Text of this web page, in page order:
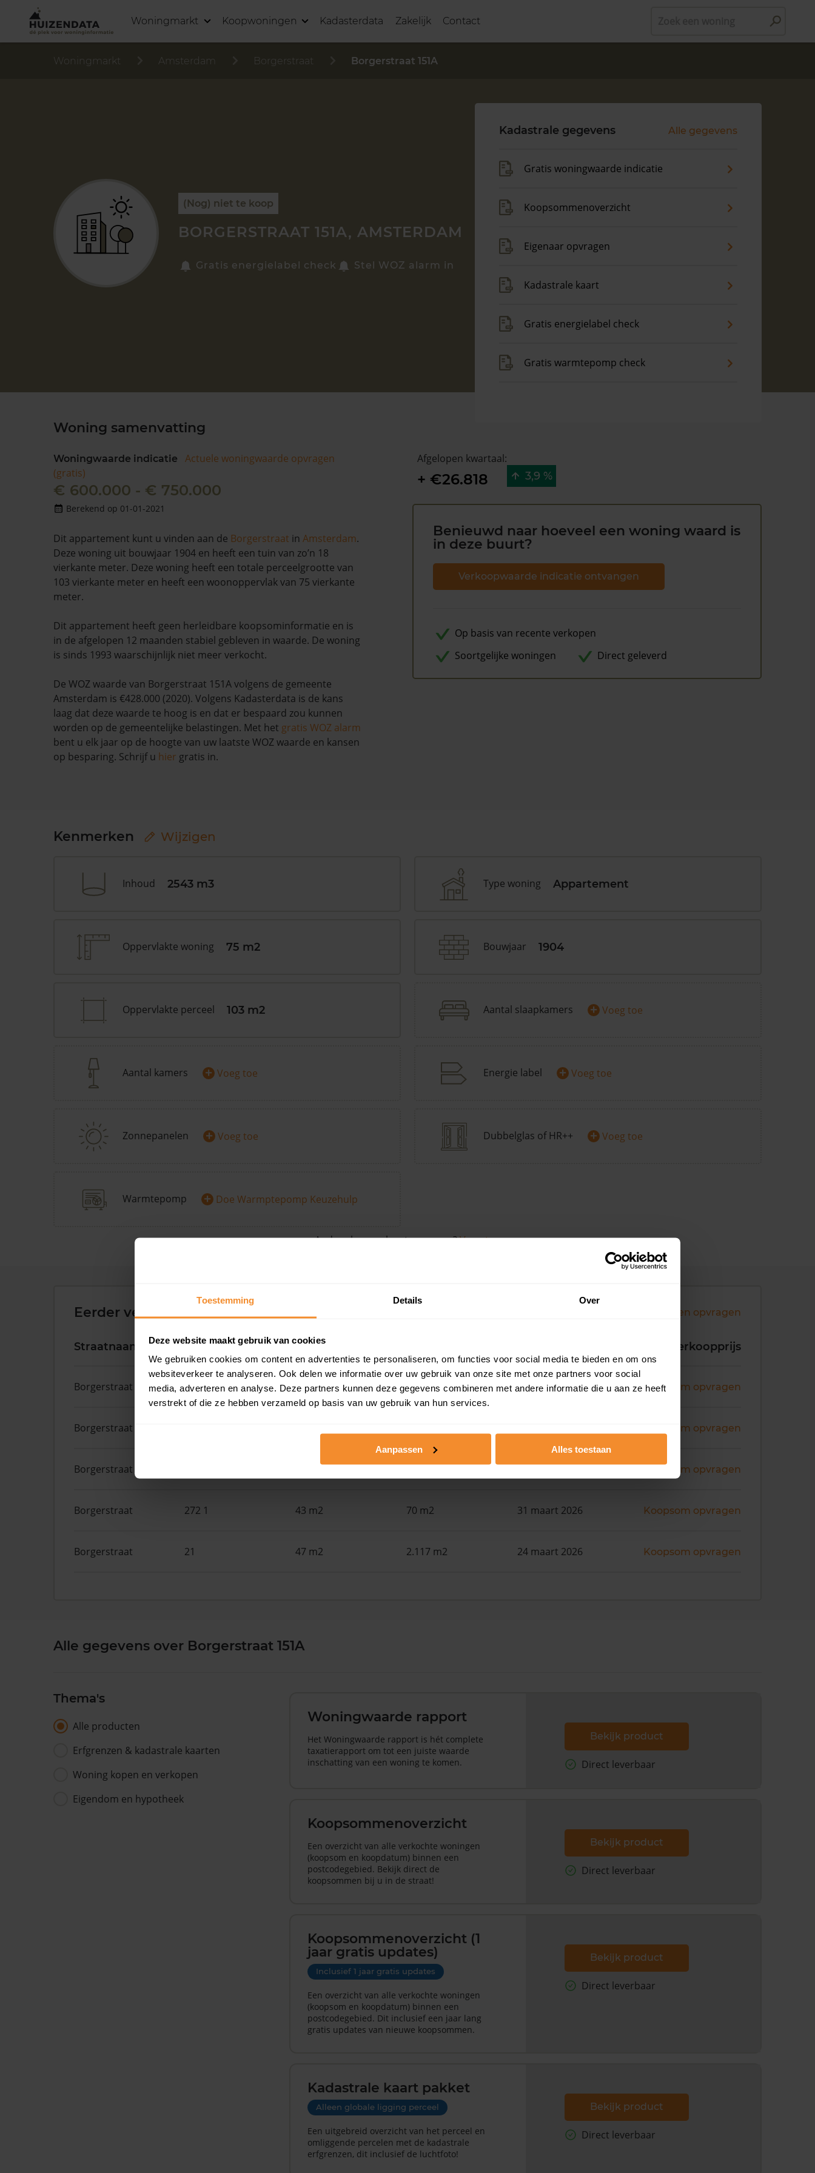
Toestemming Details Over
Deze website maakt gebruik van cookies
We gebruiken cookies om content en advertenties te personaliseren, om functies voor social media te bieden en om ons
websiteverkeer te analyseren. Ook delen we informatie over uw gebruik van onze site met onze partners voor social
media, adverteren en analyse. Deze partners kunnen deze gegevens combineren met andere informatie die u aan ze heeft
verstrekt of die ze hebben verzameld op basis van uw gebruik van hun services.
Aanpassen Alles toestaan
Woningmarkt Koopwoningen Kadasterdata Zakelijk Contact
Woningmarkt Amsterdam Borgerstraat Borgerstraat 151A
(Nog) niet te koop
BORGERSTRAAT 151A, AMSTERDAM
Gratis energielabel check Stel WOZ alarm in
Kadastrale gegevens Alle gegevens
Gratis woningwaarde indicatie
Koopsommenoverzicht
Eigenaar opvragen
Kadastrale kaart
Gratis energielabel check
Gratis warmtepomp check
Woning samenvatting
Woningwaarde indicatie
Actuele woningwaarde opvragen
(gratis)
€ 600.000 - € 750.000
Berekend op 01-01-2021
Dit appartement kunt u vinden aan de Borgerstraat in Amsterdam.
Deze woning uit bouwjaar 1904 en heeft een tuin van zo’n 18
vierkante meter. Deze woning heeft een totale perceelgrootte van
103 vierkante meter en heeft een woonoppervlak van 75 vierkante
meter.
Dit appartement heeft geen herleidbare koopsominformatie en is
in de afgelopen 12 maanden stabiel gebleven in waarde. De woning
is sinds 1993 waarschijnlijk niet meer verkocht.
De WOZ waarde van Borgerstraat 151A volgens de gemeente
Amsterdam is €428.000 (2020). Volgens Kadasterdata is de kans
laag dat deze waarde te hoog is en dat er bespaard zou kunnen
worden op de gemeentelijke belastingen. Met het gratis WOZ alarm
bent u elk jaar op de hoogte van uw laatste WOZ waarde en kansen
op besparing. Schrijf u hier gratis in.
Afgelopen kwartaal:
+ €26.818 3,9 %
Benieuwd naar hoeveel een woning waard is
in deze buurt?
Verkoopwaarde indicatie ontvangen
Op basis van recente verkopen
Soortgelijke woningen
Direct geleverd
Kenmerken Wijzigen
Inhoud 2543 m3 Type woning Appartement
Oppervlakte woning 75 m2 Bouwjaar 1904
Oppervlakte perceel 103 m2 Aantal slaapkamers + Voeg toe
Aantal kamers + Voeg toe Energie label + Voeg toe
Zonnepanelen + Voeg toe Dubbelglas of HR++ + Voeg toe
Warmtepomp + Doe Warmptepomp Keuzehulp
Andere kenmerken toevoegen?Voeg toe
Eerder verkochte woningen in de buurt Andere koopsommen opvragen
Straatnaam Huisnr. Woonoppervlak Verkoopprijs
Borgerstraat 262 54 m2 107 m2 19 juni 2026 Koopsom opvragen
Borgerstraat Koopsom opvragen
Borgerstraat 51 m2 1.500 m2 26 mei 2026 Koopsom opvragen
Borgerstraat 272 1 43 m2 70 m2 31 maart 2026 Koopsom opvragen
Borgerstraat 21 47 m2 2.117 m2 24 maart 2026 Koopsom opvragen
Alle gegevens over Borgerstraat 151A
Thema's
Alle producten
Erfgrenzen & kadastrale kaarten
Woning kopen en verkopen
Eigendom en hypotheek
Woningwaarde rapport
Het Woningwaarde rapport is hét complete
taxatierapport om tot een juiste waarde
inschatting van een woning te komen.
Bekijk product
Direct leverbaar
Koopsommenoverzicht
Een overzicht van alle verkochte woningen
(koopsom en koopdatum) binnen een
postcodegebied. Bekijk direct de
koopsommen bij u in de straat!
Bekijk product
Direct leverbaar
Koopsommenoverzicht (1
jaar gratis updates)
Inclusief 1 jaar gratis updates
Een overzicht van alle verkochte woningen
(koopsom en koopdatum) binnen een
postcodegebied. Dit inclusief een jaar lang
gratis updates van nieuwe koopsommen.
Bekijk product
Direct leverbaar
Kadastrale kaart pakket
Alleen globale ligging perceel
Een uitgebreid overzicht van het perceel en
omliggende percelen met de kadastrale
erfgrenzen, dit inclusief de luchtfoto!
Bekijk product
Direct leverbaar